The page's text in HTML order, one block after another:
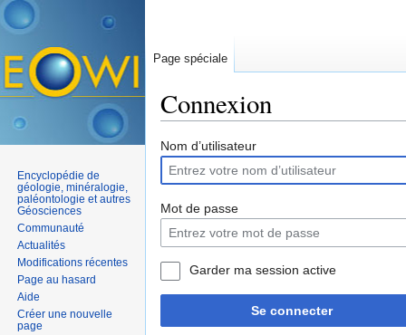
Connexion
Nom d’utilisateur
Mot de passe
Garder ma session active
Se connecter
Page spéciale
Encyclopédie de
géologie, minéralogie,
paléontologie et autres
Géosciences
Communauté
Actualités
Modifications récentes
Page au hasard
Aide
Créer une nouvelle
page